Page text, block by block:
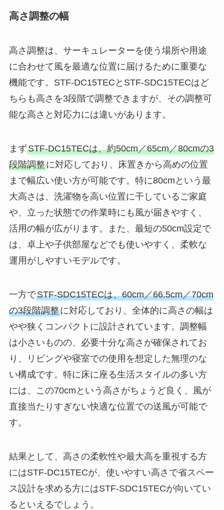
高さ調整の幅
高さ調整は、サーキュレーターを使う場所や用途
に合わせて風を最適な位置に届けるために重要な
機能です。STF-DC15TECとSTF-SDC15TECはど
ちらも高さを3段階で調整できますが、その調整可
能な高さと対応力には違いがあります。
まずSTF-DC15TECは、約50cm／65cm／80cmの3
段階調整に対応しており、床置きから高めの位置
まで幅広い使い方が可能です。特に80cmという最
大高さは、洗濯物を高い位置に干しているご家庭
や、立った状態での作業時にも風が届きやすく、
活用の幅が広がります。また、最短の50cm設定で
は、卓上や子供部屋などでも使いやすく、柔軟な
運用がしやすいモデルです。
一方でSTF-SDC15TECは、60cm／66.5cm／70cm
の3段階調整に対応しており、全体的に高さの幅は
やや狭くコンパクトに設計されています。調整幅
は小さいものの、必要十分な高さが確保されてお
り、リビングや寝室での使用を想定した無理のな
い構成です。特に床に座る生活スタイルの多い方
には、この70cmという高さがちょうど良く、風が
直接当たりすぎない快適な位置での送風が可能で
す。
結果として、高さの柔軟性や最大高を重視する方
にはSTF-DC15TECが、使いやすい高さで省スペー
ス設計を求める方にはSTF-SDC15TECが向いてい
るといえるでしょう。